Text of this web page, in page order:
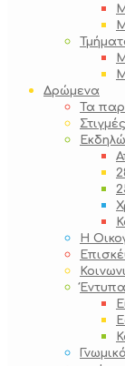
Δρώμενα
Τα
Η
Έντυπα